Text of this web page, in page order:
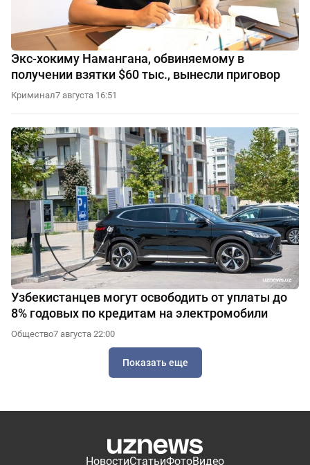
Экс-хокиму Намангана, обвиняемому в
получении взятки $60 тыс., вынесли приговор
Криминал7 августа 16:51
Узбекистанцев могут освободить от уплаты до
8% годовых по кредитам на электромобили
Общество7 августа 22:00
Показать еще
НовостиСтатьиФотоВидео